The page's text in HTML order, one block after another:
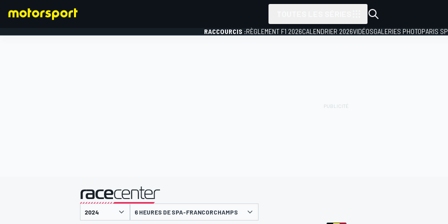
RACCOURCIS :RÈGLEMENT F1 2026CALENDRIER 2026VIDÉOSGALERIES PHOTOPARIS
présenté par
6 HEURES DE SPA-FRANCORCHAMPS